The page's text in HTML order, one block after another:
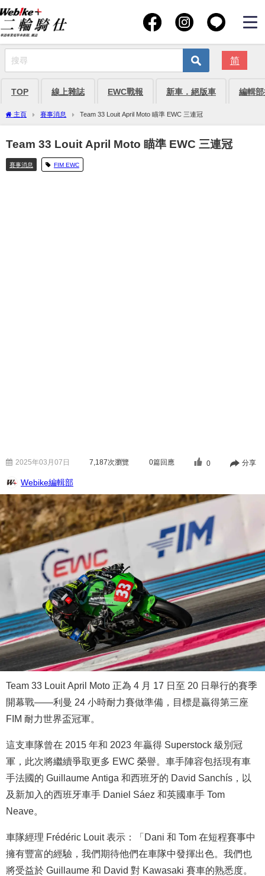
简
TOP 線上雜誌 EWC戰報 新車．絕版車 編輯
主頁 賽事消息 Team 33 Louit April Moto 瞄準 EWC 三連冠
Team 33 Louit April Moto 瞄準 EWC 三連冠
賽事消息 FIM EWC
2025年03月07日 7,187次瀏覽 0篇回應 0 分享
Webike編輯部
Team 33 Louit April Moto 正為 4 月 17 日至 20 日舉行的賽季
開幕戰——利曼 24 小時耐力賽做準備，目標是贏得第三座
FIM 耐力世界盃冠軍。
這支車隊曾在 2015 年和 2023 年贏得 Superstock 級別冠
軍，此次將繼續爭取更多 EWC 榮譽。車手陣容包括現有車
手法國的 Guillaume Antiga 和西班牙的 David Sanchís，以
及新加入的西班牙車手 Daniel Sáez 和英國車手 Tom
Neave。
車隊經理 Frédéric Louit 表示：「Dani 和 Tom 在短程賽事中
擁有豐富的經驗，我們期待他們在車隊中發揮出色。我們也
將受益於 Guillaume 和 David 對 Kawasaki 賽車的熟悉度。